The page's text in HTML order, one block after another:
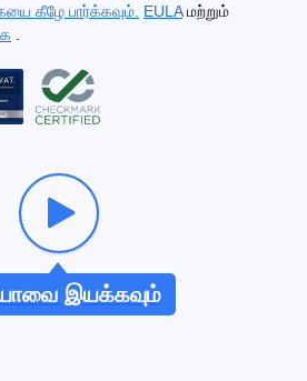
கீழே பார்க்கவும். EULAமற்றும்
இயக்கவும்